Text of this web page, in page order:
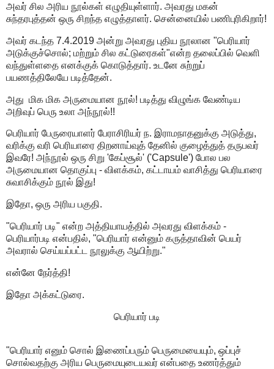
அவர் சில அரிய நூல்கள் எழுதியுள்ளார். அவரது மகன்
சுந்தரபுத்தன் ஒரு சிறந்த எழுத்தாளர். சென்னையில் பணிபுரிகிறார்!
அவர் கடந்த 7.4.2019 அன்று அவரது புதிய நூலான "பெரியார்
அடுக்குச்சொல்; மற்றும் சில கட்டுரைகள்"என்ற தலைப்பில் வெளி
வந்துள்ளதை எனக்குக் கொடுத்தார். உடனே சுற்றுப்
பயணத்திலேயே படித்தேன்.
அது மிக மிக அருமையான நூல்! படித்து விழுங்க வேண்டிய
அறிவுப் பெரு உலா அந்நூல்!!
பெரியார் பேருரையாளர் பேராசிரியர் ந. இராமநாதனுக்கு அடுத்து,
வரிக்கு வரி பெரியாரை திறனாய்வுத் தேனில் குழைத்துத் தருபவர்
இவரே! அந்நூல் ஒரு சிறு 'கேப்சூல்' ('Capsule') போல பல
அருமையான தொகுப்பு - விளக்கம், கட்டாயம் வாசித்து பெரியாரை
சுவாசிக்கும் நூல் இது!
இதோ, ஒரு அரிய பகுதி.
"பெரியார் படி" என்ற அத்தியாயத்தில் அவரது விளக்கம் -
பெரியார்படி என்பதில், "பெரியார் என்னும் கருத்தாவின் பெயர்
அவரால் செய்யப்பட்ட நூலுக்கு ஆயிற்று."
என்னே நேர்த்தி!
இதோ அக்கட்டுரை.
பெரியார் படி
"பெரியார் எனும் சொல் இணைப்பரும் பெருமையையும், ஒப்புச்
சொல்வதற்கு அரிய பெருமையுடையவர் என்பதை உணர்த்தும்